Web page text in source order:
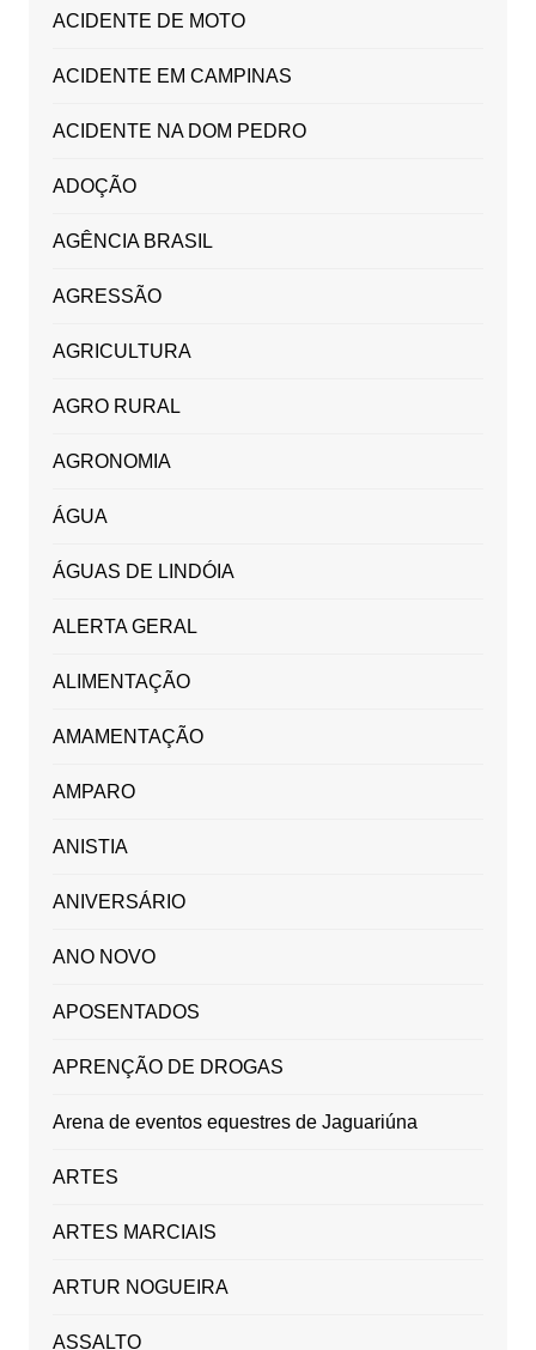
ACIDENTE DE MOTO
ACIDENTE EM CAMPINAS
ACIDENTE NA DOM PEDRO
ADOÇÃO
AGÊNCIA BRASIL
AGRESSÃO
AGRICULTURA
AGRO RURAL
AGRONOMIA
ÁGUA
ÁGUAS DE LINDÓIA
ALERTA GERAL
ALIMENTAÇÃO
AMAMENTAÇÃO
AMPARO
ANISTIA
ANIVERSÁRIO
ANO NOVO
APOSENTADOS
APRENÇÃO DE DROGAS
Arena de eventos equestres de Jaguariúna
ARTES
ARTES MARCIAIS
ARTUR NOGUEIRA
ASSALTO